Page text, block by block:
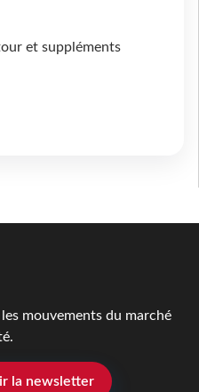
et suppléments
mouvements du marché
la newsletter